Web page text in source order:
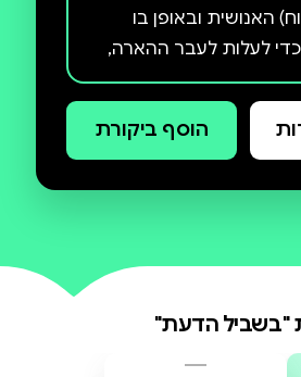
האנושית ובאופן בו
כדי לעלות לעבר ההארה,
- להגיע לתודעת
ועם הכוח המניע
- מסר-הגביע), המאגד
(שפת המקור של
הוסף ביקורת
"בשביל הדעת"